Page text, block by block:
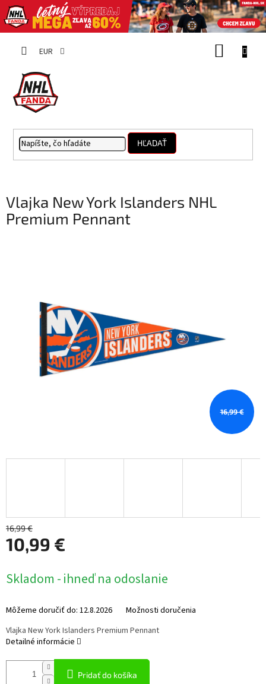
EUR
HĽADAŤ
Vlajka New York Islanders NHL
Premium Pennant
16,99 €
16,99 €
10,99 €
cena:
Skladom - ihneď na odoslanie
Môžeme doručiť do: 12.8.2026 Možnosti doručenia
Pridať do košíka
Vlajka New York Islanders Premium Pennant
Detailné informácie